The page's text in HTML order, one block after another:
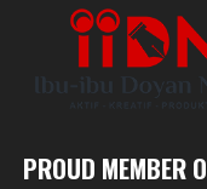
PROUD MEMBER